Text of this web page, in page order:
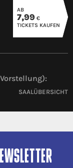
AB
7,99 €
TICKETS KAUFEN
SAALÜBERSICHT